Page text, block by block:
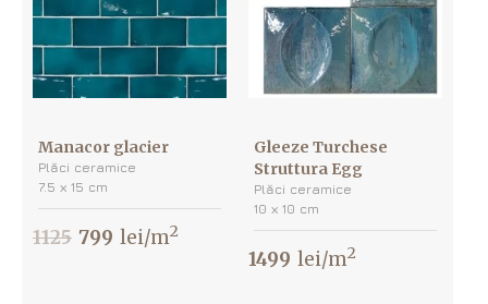
Manacor glacier
Plăci ceramice
7.5 х 15 cm
1125 799 lei/m2
Gleeze Turchese
Struttura Egg
Plăci ceramice
10 х 10 cm
1499 lei/m2